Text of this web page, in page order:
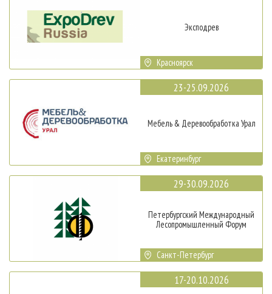
Эксподрев
Красноярск
23-25.09.2026
Мебель & Деревообработка Урал
Екатеринбург
29-30.09.2026
Петербургский Международный
Лесопромышленный Форум
Санкт-Петербург
17-20.10.2026